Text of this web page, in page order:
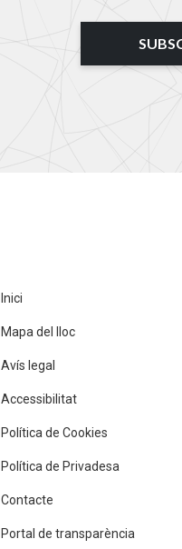
Inici
Mapa del lloc
Avís legal
Accessibilitat
Política de Cookies
Política de Privadesa
Contacte
Portal de transparència